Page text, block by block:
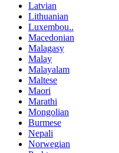
Latvian
Lithuanian
Luxembou..
Macedonian
Malagasy
Malay
Malayalam
Maltese
Maori
Marathi
Mongolian
Burmese
Nepali
Norwegian